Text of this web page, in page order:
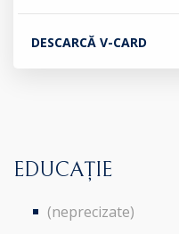
DESCARCĂ V-CARD
EDUCAȚIE
(neprecizate)